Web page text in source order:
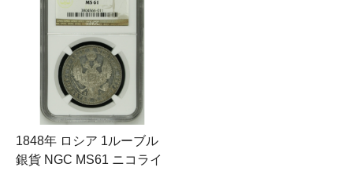
1848年 ロシア 1ルーブル
銀貨 NGC MS61 ニコライ